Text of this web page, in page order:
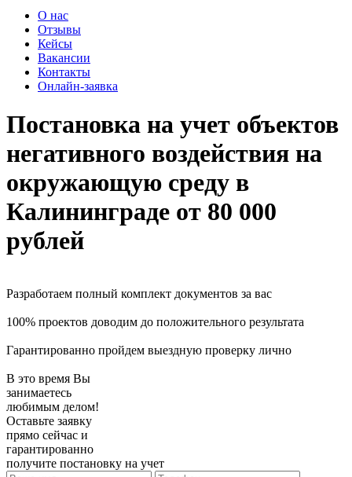
О нас
Отзывы
Кейсы
Вакансии
Контакты
Онлайн-заявка
Постановка на учет объектов
негативного воздействия на
окружающую среду в
Калининграде от 80 000
рублей
Разработаем полный комплект документов за вас
100% проектов доводим до положительного результата
Гарантированно пройдем выездную проверку лично
В это время Вы
занимаетесь
любимым делом!
Оставьте заявку
прямо сейчас и
гарантированно
получите постановку на учет